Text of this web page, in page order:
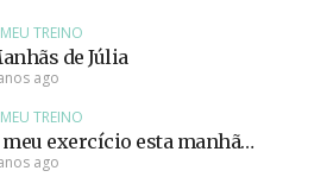
TREINO
de Júlia
ago
TREINO
meu exercício esta manhã…
ago